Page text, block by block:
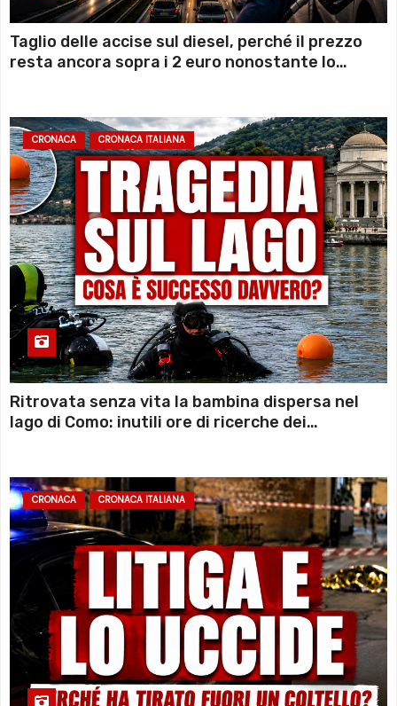
Taglio delle accise sul diesel, perché il prezzo
resta ancora sopra i 2 euro nonostante lo
CRONACA CRONACA ITALIANA
Ritrovata senza vita la bambina dispersa nel
lago di Como: inutili ore di ricerche dei
CRONACA CRONACA ITALIANA